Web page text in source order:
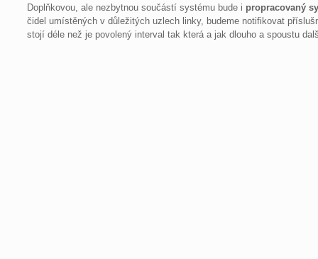
Doplňkovou, ale nezbytnou součástí systému bude i propracovaný
čidel umístěných v důležitých uzlech linky, budeme notifikovat
stojí déle než je povolený interval tak která a jak dlouho a spoustu